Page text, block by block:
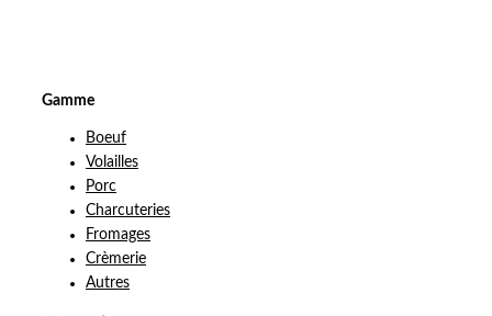
Gamme
Boeuf
Volailles
Porc
Charcuteries
Fromages
Crèmerie
Autres